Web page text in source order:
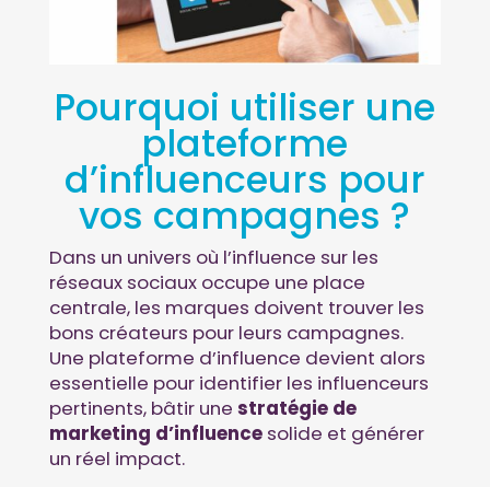
Pourquoi utiliser une
plateforme
d’influenceurs pour
vos campagnes ?
Dans un univers où l’influence sur les
réseaux sociaux occupe une place
centrale, les marques doivent trouver les
bons créateurs pour leurs campagnes.
Une plateforme d’influence devient alors
essentielle pour identifier les influenceurs
pertinents, bâtir une stratégie de
marketing d’influencesolide et générer
un réel impact.